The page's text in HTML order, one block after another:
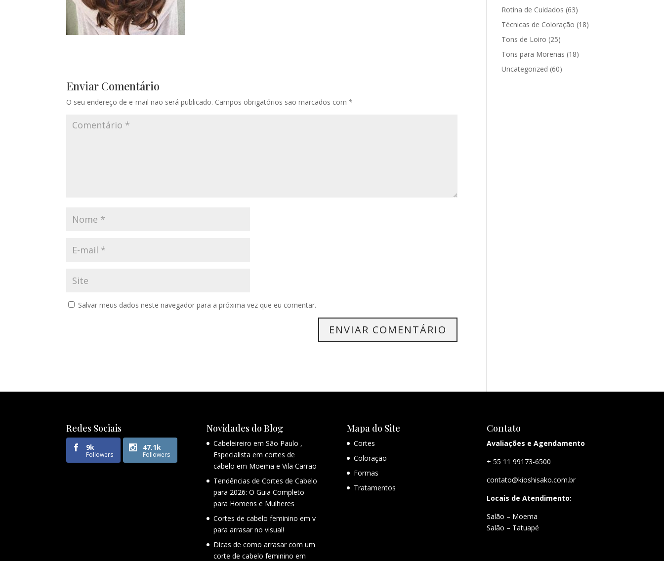
Enviar Comentário
O seu endereço de e-mail não será publicado. Campos obrigatórios são marcados com*
Salvar meus dados neste navegador para a próxima vez que eu comentar.
Rotina de Cuidados (63)
Técnicas de Coloração (18)
Tons de Loiro (25)
Tons para Morenas (18)
Uncategorized (60)
Redes Sociais
9k
Followers
47.1k
Followers
Novidades do Blog
Cabeleireiro em São Paulo ,
Especialista em cortes de
cabelo em Moema e Vila Carrão
Tendências de Cortes de Cabelo
para 2026: O Guia Completo
para Homens e Mulheres
Cortes de cabelo feminino em v
para arrasar no visual!
Dicas de como arrasar com um
corte de cabelo feminino em
Mapa do Site
Cortes
Coloração
Formas
Tratamentos
Contato
Avaliações e Agendamento
+ 55 11 99173-6500
contato@kioshisako.com.br
Locais de Atendimento:
Salão – Moema
Salão – Tatuapé